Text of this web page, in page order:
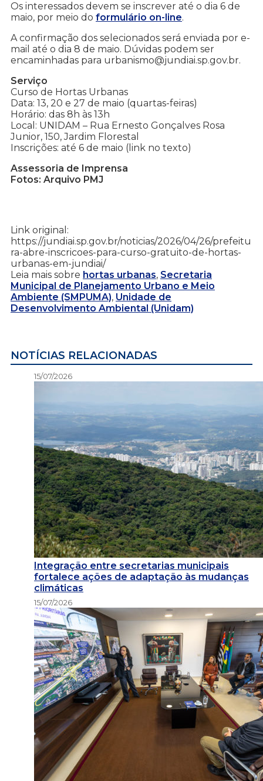
Os interessados devem se inscrever até o dia 6 de
maio, por meio do formulário on-line.
A confirmação dos selecionados será enviada por e-
mail até o dia 8 de maio. Dúvidas podem ser
encaminhadas para urbanismo@jundiai.sp.gov.br.
Serviço
Curso de Hortas Urbanas
Data: 13, 20 e 27 de maio (quartas-feiras)
Horário: das 8h às 13h
Local: UNIDAM – Rua Ernesto Gonçalves Rosa
Junior, 150, Jardim Florestal
Inscrições: até 6 de maio (link no texto)
Assessoria de Imprensa
Fotos: Arquivo PMJ
Link original:
https://jundiai.sp.gov.br/noticias/2026/04/26/prefeitu
ra-abre-inscricoes-para-curso-gratuito-de-hortas-
urbanas-em-jundiai/
Leia mais sobre hortas urbanas, Secretaria
Municipal de Planejamento Urbano e Meio
Ambiente (SMPUMA), Unidade de
Desenvolvimento Ambiental (Unidam)
NOTÍCIAS RELACIONADAS
15/07/2026
Integração entre secretarias municipais
fortalece ações de adaptação às mudanças
climáticas
15/07/2026